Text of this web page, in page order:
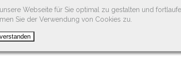
Webseite für Sie optimal zu gestalten und
Sie der Verwendung von Cookies zu.